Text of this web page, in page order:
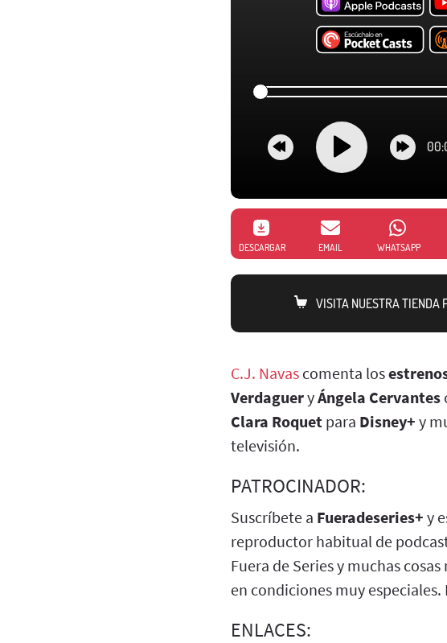
DESCARGAR EMAIL WHATSAPP
VISITA NUESTRA TIENDA
C.J. Navas comenta los
VerdagueryÁngela Cervantes
Clara Roquet para Disney+ y
televisión.
PATROCINADOR:
Suscríbete a Fueradeseries+ y
reproductor habitual de
Fuera de Series y muchas
en condiciones muy especiales.
ENLACES: